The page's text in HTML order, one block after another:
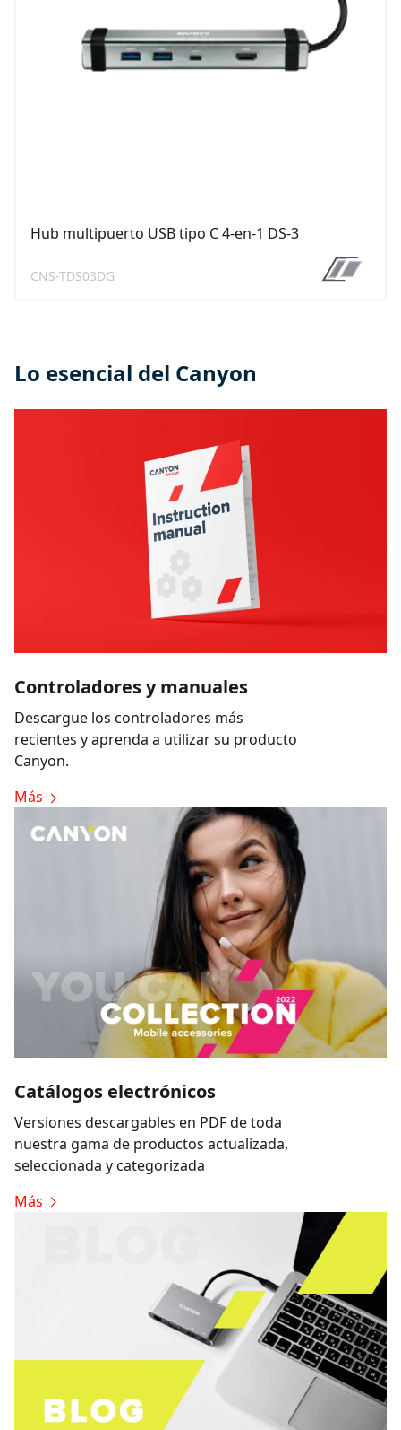
Hub multipuerto USB tipo C 4-en-1 DS-3
CNS-TDS03DG
Lo esencial del Canyon
Controladores y manuales
Descargue los controladores más
recientes y aprenda a utilizar su producto
Canyon.
Más
Catálogos electrónicos
Versiones descargables en PDF de toda
nuestra gama de productos actualizada,
seleccionada y categorizada
Más